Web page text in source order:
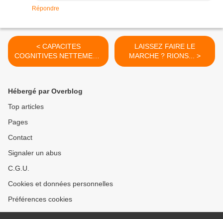
Répondre
< CAPACITES
COGNITIVES NETTEMENT
REDUITES...
LAISSEZ FAIRE LE
MARCHE ? RIONS... >
Hébergé par Overblog
Top articles
Pages
Contact
Signaler un abus
C.G.U.
Cookies et données personnelles
Préférences cookies